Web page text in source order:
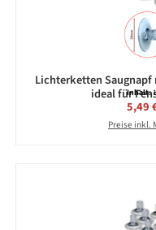
Lichterketten Saugnapf
ideal fürInhalt:
5,49
Preise inkl.